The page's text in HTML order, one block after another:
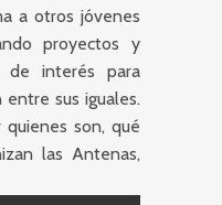
a otros jóvenes
proyectos y
de interés para
sus iguales.
quienes son, qué
las Antenas,